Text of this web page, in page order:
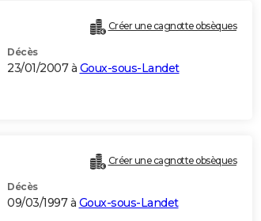
Créer une cagnotte obsèques
Décès
23/01/2007 à Goux-sous-Landet
Créer une cagnotte obsèques
Décès
09/03/1997 à Goux-sous-Landet